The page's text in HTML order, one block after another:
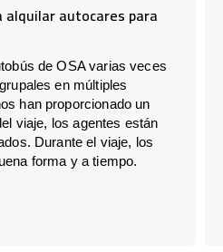
alquilar autocares para
de OSA varias veces
en múltiples
han proporcionado un
viaje, los agentes están
Durante el viaje, los
forma y a tiempo.